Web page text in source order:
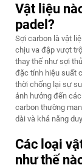
Vật liệu
padel?
Sợi carbon là vật
chịu va đập vượt
thay thế như sợi
đặc tính hiệu suất
thời chống lại sự
ảnh hưởng đến
carbon thường
dài và khả năng
Các loại
như thế